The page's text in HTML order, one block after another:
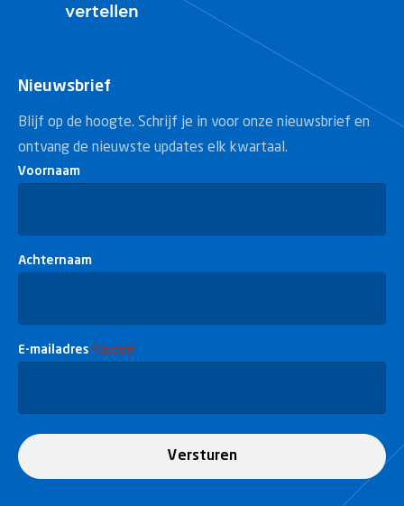
Nieuwsbrief
Blijf op de hoogte. Schrijf je in voor onze nieuwsbrief en
ontvang de nieuwste updates elk kwartaal.
Voornaam
Achternaam
E-mailadres(Vereist)
Versturen